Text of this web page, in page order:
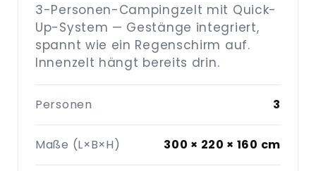
3-Personen-Campingzelt mit Quick-
Up-System — Gestänge integriert,
spannt wie ein Regenschirm auf.
Innenzelt hängt bereits drin.
Personen 3
Maße (L×B×H) 300 × 220 × 160 cm